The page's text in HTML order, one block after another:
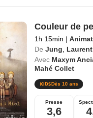
Couleur de
1h 15min |
De Jung
Avec Maxym
Mahé Collet
Dès 10 ans
Presse
3,6